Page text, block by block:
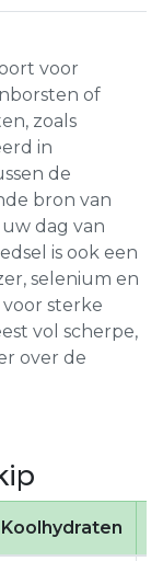
voor
of
zoals
in
de
bron van
dag van
is ook een
selenium en
voor sterke
vol scherpe,
over de
Koolhydraten